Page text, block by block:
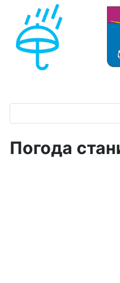
Погода